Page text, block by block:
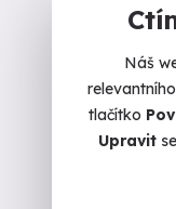
Náš
tlačítko
Upravit
453
378
245